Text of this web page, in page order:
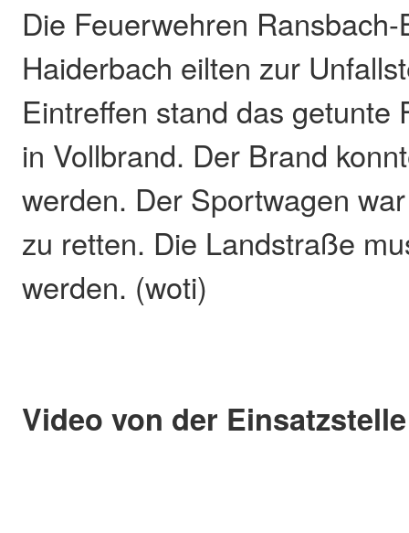
Die Feuerwehren
Haiderbach eilten zur
Eintreffen stand das getunte
in Vollbrand. Der Brand
werden. Der Sportwagen
zu retten. Die Landstraße
werden. (woti)
Video von der Einsatzstelle